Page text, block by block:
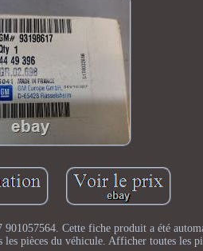
Cette fiche produit a été
les pièces du véhicule. Afficher toutes les